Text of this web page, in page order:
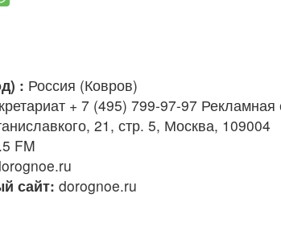
: Россия (Ковров)
+ 7 (495) 799-97-97
21, стр. 5, Москва, 109004
FM
сайт: dorognoe.ru